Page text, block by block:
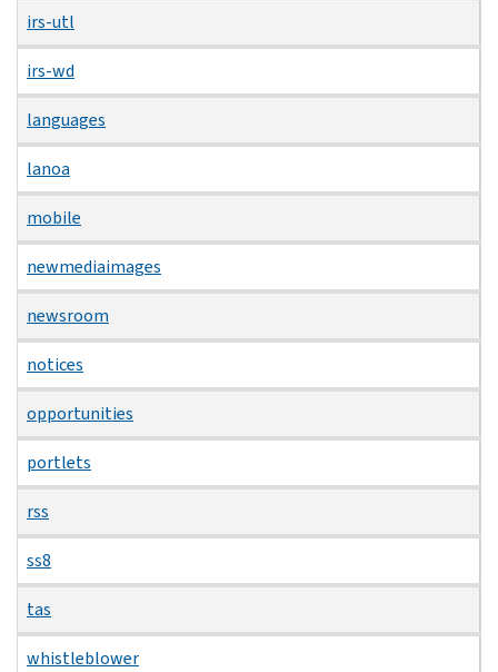
irs-utl
irs-wd
languages
lanoa
mobile
newmediaimages
newsroom
notices
opportunities
portlets
rss
ss8
tas
whistleblower